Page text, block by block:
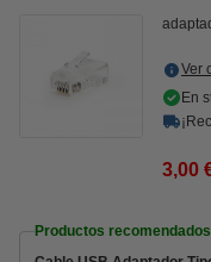
Ver
En
3,00
Productos recomendados